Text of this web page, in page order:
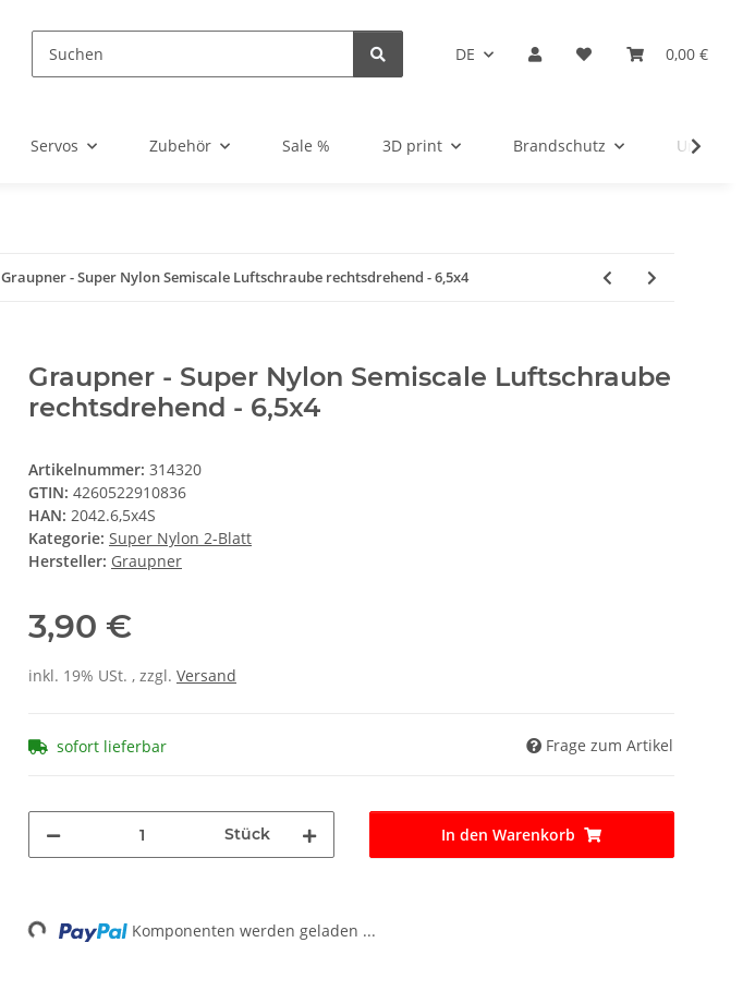
DE 0,00 €
Servos Zubehör Sale % 3D print Brandschutz
Graupner - Super Nylon Semiscale Luftschraube rechtsdrehend - 6,5x4
Graupner - Super Nylon Semiscale Luftschraube
rechtsdrehend - 6,5x4
Artikelnummer: 314320
GTIN: 4260522910836
HAN: 2042.6,5x4S
Kategorie: Super Nylon 2-Blatt
Hersteller: Graupner
3,90 €
inkl. 19% USt. , zzgl. Versand
sofort lieferbar Frage zum Artikel
Stück In den Warenkorb
Loading... Komponenten werden geladen ...